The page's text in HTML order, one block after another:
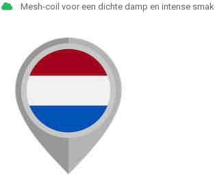
Mesh-coil voor een dichte damp en intense